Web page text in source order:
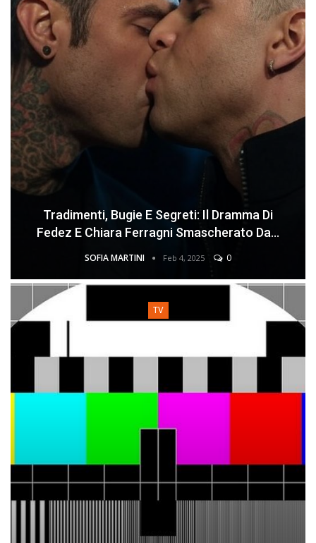
Tradimenti, Bugie E Segreti: Il Dramma Di
Fedez E Chiara Ferragni Smascherato Da…
SOFIA MARTINI Feb 4, 2025 0
TV